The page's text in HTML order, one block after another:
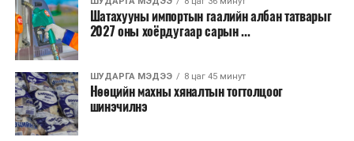
байна.
2026 оны наймдугаар сарын 07-ноос
2026 оны наймдугаар сарын 11-нийг хүртэлх
цаг агаарын урьдчилсан төлөв
Наймдугаар сарын 7-нд баруун болон төвийн
Шатахууны импортын гаалийн албан татварыг
2027 оны хоёрдугаар сарын ...
ШУДАРГА МЭДЭЭ 8 цаг 45 минут
Нөөцийн махны хяналтын тогтолцоог
шинэчилнэ